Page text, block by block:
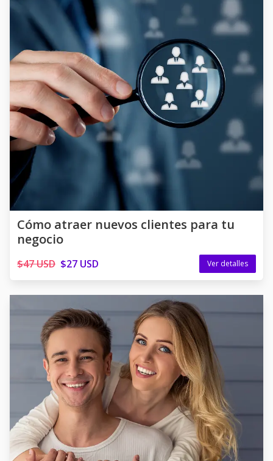
Cómo atraer nuevos clientes para tu
negocio
$47 USD $27 USD Ver detalles